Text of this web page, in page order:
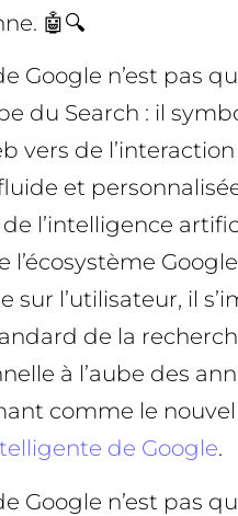
🤖🔍
Google n’est pas
du Search : il
vers de l’interaction
et
l’intelligence
l’écosystème
sur l’utilisateur, il
de la
à l’aube des
comme le
de Google.
Google n’est pas